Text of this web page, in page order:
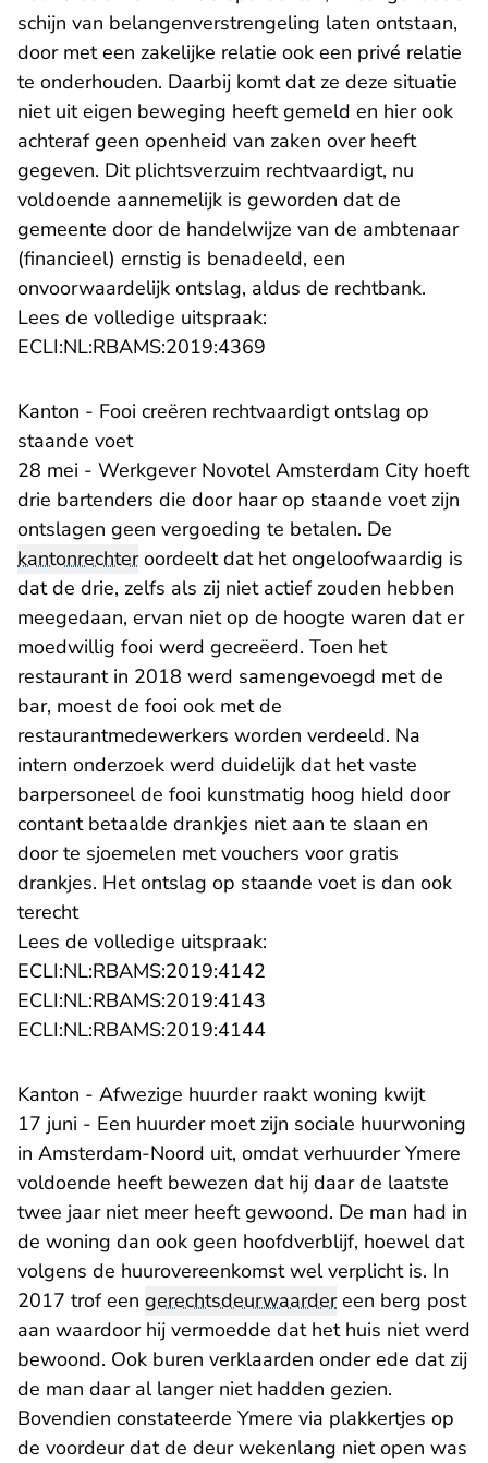
schijn van belangenverstrengeling laten ontstaan,
door met een zakelijke relatie ook een privé relatie
te onderhouden. Daarbij komt dat ze deze situatie
niet uit eigen beweging heeft gemeld en hier ook
achteraf geen openheid van zaken over heeft
gegeven. Dit plichtsverzuim rechtvaardigt, nu
voldoende aannemelijk is geworden dat de
gemeente door de handelwijze van de ambtenaar
(financieel) ernstig is benadeeld, een
onvoorwaardelijk ontslag, aldus de rechtbank.
Lees de volledige uitspraak:
ECLI:NL:RBAMS:2019:4369
Kanton - Fooi creëren rechtvaardigt ontslag op
staande voet
28 mei - Werkgever Novotel Amsterdam City hoeft
drie bartenders die door haar op staande voet zijn
ontslagen geen vergoeding te betalen. De
kantonrechteroordeelt dat het ongeloofwaardig is
dat de drie, zelfs als zij niet actief zouden hebben
meegedaan, ervan niet op de hoogte waren dat er
moedwillig fooi werd gecreëerd. Toen het
restaurant in 2018 werd samengevoegd met de
bar, moest de fooi ook met de
restaurantmedewerkers worden verdeeld. Na
intern onderzoek werd duidelijk dat het vaste
barpersoneel de fooi kunstmatig hoog hield door
contant betaalde drankjes niet aan te slaan en
door te sjoemelen met vouchers voor gratis
drankjes. Het ontslag op staande voet is dan ook
terecht
Lees de volledige uitspraak:
ECLI:NL:RBAMS:2019:4142
ECLI:NL:RBAMS:2019:4143
ECLI:NL:RBAMS:2019:4144- U verlaat
Kanton - Afwezige huurder raakt woning kwijt
17 juni - Een huurder moet zijn sociale huurwoning
in Amsterdam-Noord uit, omdat verhuurder Ymere
voldoende heeft bewezen dat hij daar de laatste
twee jaar niet meer heeft gewoond. De man had in
de woning dan ook geen hoofdverblijf, hoewel dat
volgens de huurovereenkomst wel verplicht is. In
2017 trof een gerechtsdeurwaardereen berg post
aan waardoor hij vermoedde dat het huis niet werd
bewoond. Ook buren verklaarden onder ede dat zij
de man daar al langer niet hadden gezien.
Bovendien constateerde Ymere via plakkertjes op
de voordeur dat de deur wekenlang niet open was